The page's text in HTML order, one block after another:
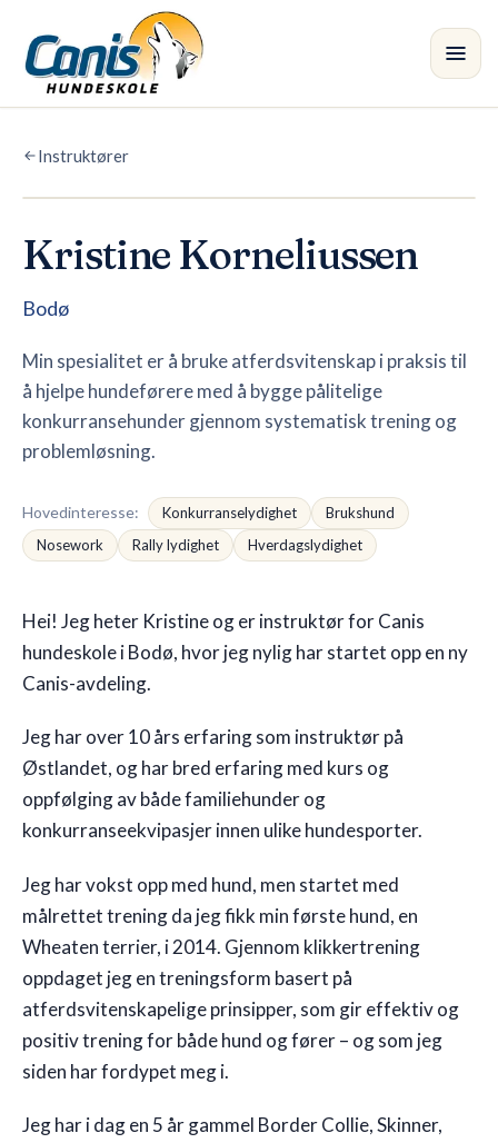
Skip to main content
Kurs
Blogg
🇳🇴NO
Instruktører
Kristine Korneliussen
Bodø
Min spesialitet er å bruke atferdsvitenskap i praksis til
å hjelpe hundeførere med å bygge pålitelige
konkurransehunder gjennom systematisk trening og
problemløsning.
Hovedinteresse: Konkurranselydighet
Brukshund
Nosework
Rally lydighet Hverdagslydighet
Hei! Jeg heter Kristine og er instruktør for Canis
hundeskole i Bodø, hvor jeg nylig har startet opp en ny
Canis-avdeling.
Jeg har over 10 års erfaring som instruktør på
Østlandet, og har bred erfaring med kurs og
oppfølging av både familiehunder og
konkurranseekvipasjer innen ulike hundesporter.
Jeg har vokst opp med hund, men startet med
målrettet trening da jeg fikk min første hund, en
Wheaten terrier, i 2014. Gjennom klikkertrening
oppdaget jeg en treningsform basert på
atferdsvitenskapelige prinsipper, som gir effektiv og
positiv trening for både hund og fører – og som jeg
siden har fordypet meg i.
Jeg har i dag en 5 år gammel Border Collie, Skinner,